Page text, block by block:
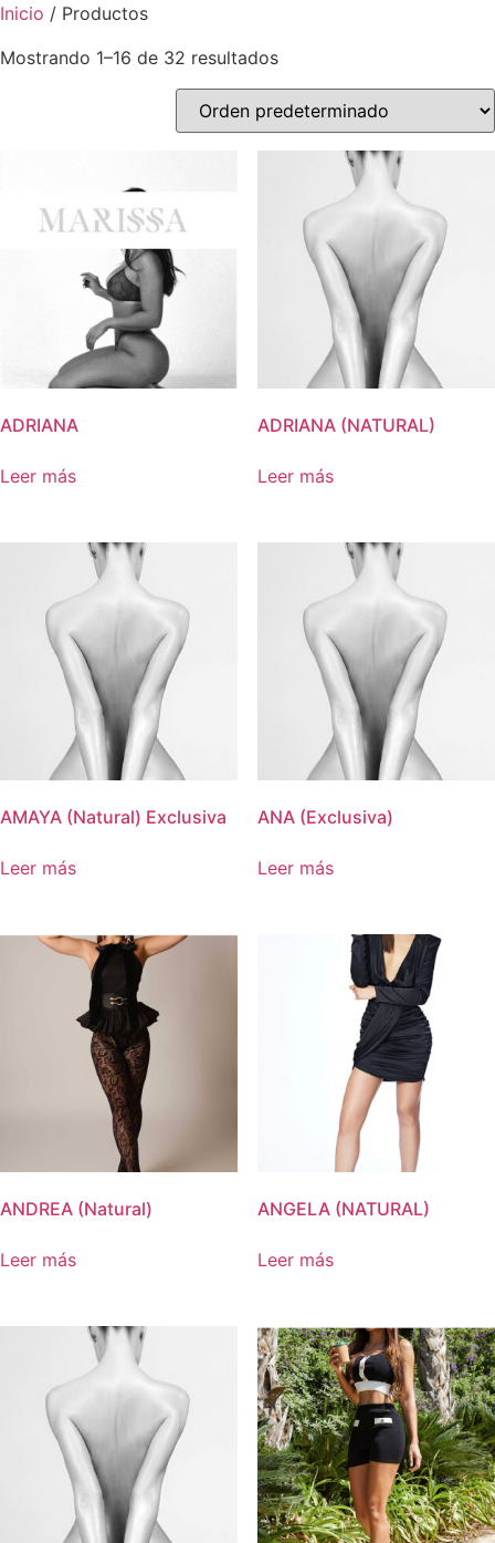
Inicio / Productos
Mostrando 1–16 de 32 resultados
ADRIANA
Leer más
ADRIANA (NATURAL)
Leer más
AMAYA (Natural) Exclusiva
Leer más
ANA (Exclusiva)
Leer más
ANDREA (Natural)
Leer más
ANGELA (NATURAL)
Leer más